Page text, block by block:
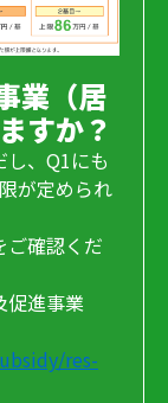
業（居
すか？
、Q1にも
が定められ
確認くだ
進事業
res-